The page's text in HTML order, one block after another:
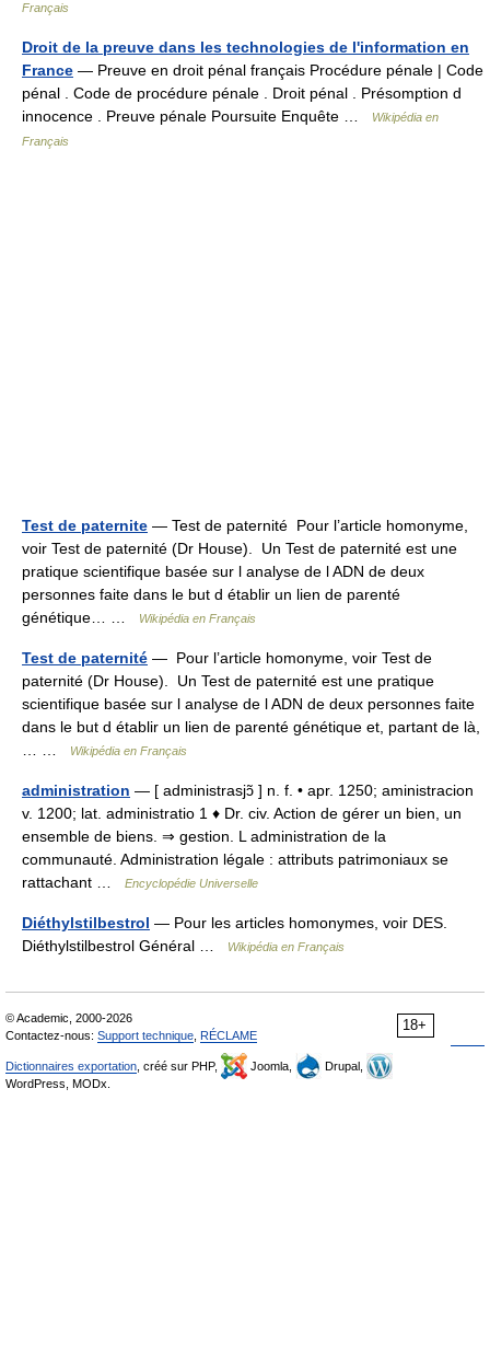
Français
Droit de la preuve dans les technologies de l'information en
France — Preuve en droit pénal français Procédure pénale | Code
pénal . Code de procédure pénale . Droit pénal . Présomption d
innocence . Preuve pénale Poursuite Enquête …
Wikipédia en
Français
Test de paternite — Test de paternité Pour l’article homonyme,
voir Test de paternité (Dr House). Un Test de paternité est une
pratique scientifique basée sur l analyse de l ADN de deux
personnes faite dans le but d établir un lien de parenté
génétique… …
Wikipédia en Français
Test de paternité — Pour l’article homonyme, voir Test de
paternité (Dr House). Un Test de paternité est une pratique
scientifique basée sur l analyse de l ADN de deux personnes faite
dans le but d établir un lien de parenté génétique et, partant de là,
Wikipédia en Français
administration — [ administrasjɔ̃ ] n. f. • apr. 1250; aministracion
v. 1200; lat. administratio 1 ♦ Dr. civ. Action de gérer un bien, un
ensemble de biens. ⇒ gestion. L administration de la
communauté. Administration légale : attributs patrimoniaux se
rattachant …
Encyclopédie Universelle
Diéthylstilbestrol — Pour les articles homonymes, voir DES.
Diéthylstilbestrol Général …
Wikipédia en Français
18+
© Academic, 2000-2026
Contactez-nous: Support technique RÉCLAME
Dictionnaires exportation , créé sur PHP, Joomla,
Drupal,
WordPress, MODx.